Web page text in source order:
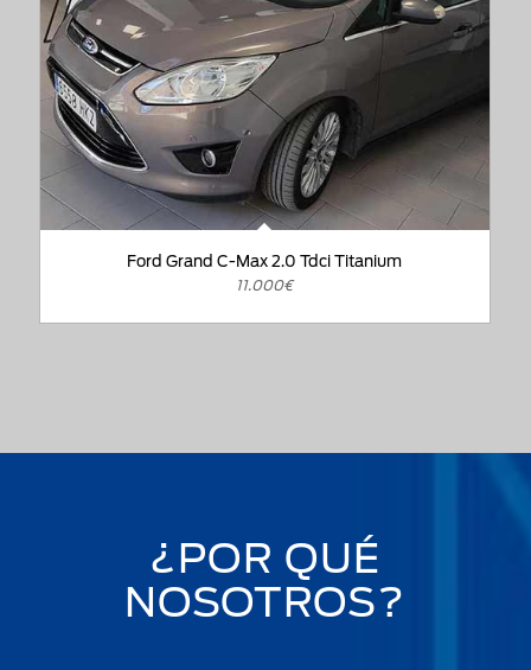
Ford Grand C-Max 2.0 Tdci Titanium
11.000€
¿POR QUÉ
NOSOTROS?